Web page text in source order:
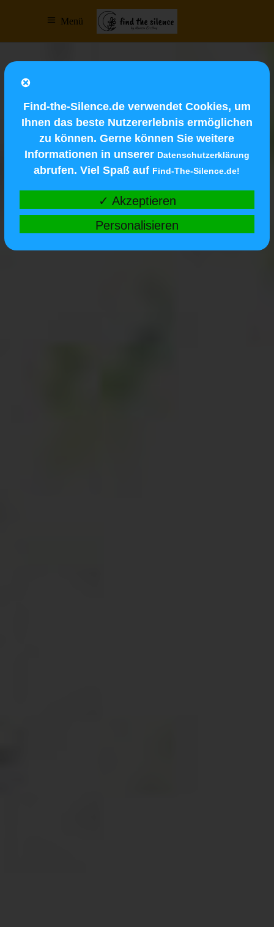
Menü
Find-the-Silence.de verwendet Cookies, um
Ihnen das beste Nutzererlebnis ermöglichen
zu können. Gerne können Sie weitere
Informationen in unserer Datenschutzerklärung
abrufen. Viel Spaß auf Find-The-Silence.de!
✓ Akzeptieren
Personalisieren